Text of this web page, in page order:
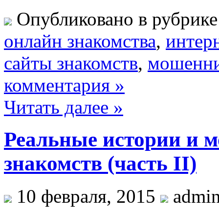
Опубликовано в
oнлайн знакомства,
сайты знакомств,
комментария »
Читать далее »
Реальные истории и
знакомств (часть II)
10 февраля, 2015